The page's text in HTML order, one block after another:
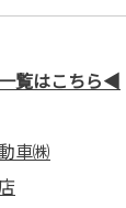
覧はこちら◀️
車㈱